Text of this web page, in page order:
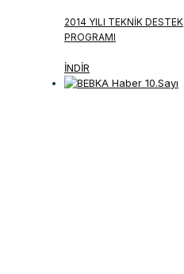
2014 YILI TEKNIK DESTEK
PROGRAMI
İNDİR